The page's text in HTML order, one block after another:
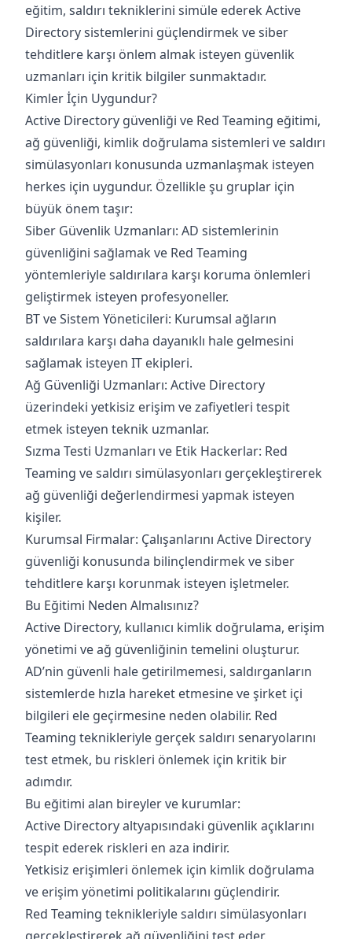
eğitim, saldırı tekniklerini simüle ederek Active
Directory sistemlerini güçlendirmek ve siber
tehditlere karşı önlem almak isteyen güvenlik
uzmanları için kritik bilgiler sunmaktadır.
Kimler İçin Uygundur?
Active Directory güvenliği ve Red Teaming eğitimi,
ağ güvenliği, kimlik doğrulama sistemleri ve saldırı
simülasyonları konusunda uzmanlaşmak isteyen
herkes için uygundur. Özellikle şu gruplar için
büyük önem taşır:
Siber Güvenlik Uzmanları: AD sistemlerinin
güvenliğini sağlamak ve Red Teaming
yöntemleriyle saldırılara karşı koruma önlemleri
geliştirmek isteyen profesyoneller.
BT ve Sistem Yöneticileri: Kurumsal ağların
saldırılara karşı daha dayanıklı hale gelmesini
sağlamak isteyen IT ekipleri.
Ağ Güvenliği Uzmanları: Active Directory
üzerindeki yetkisiz erişim ve zafiyetleri tespit
etmek isteyen teknik uzmanlar.
Sızma Testi Uzmanları ve Etik Hackerlar: Red
Teaming ve saldırı simülasyonları gerçekleştirerek
ağ güvenliği değerlendirmesi yapmak isteyen
kişiler.
Kurumsal Firmalar: Çalışanlarını Active Directory
güvenliği konusunda bilinçlendirmek ve siber
tehditlere karşı korunmak isteyen işletmeler.
Bu Eğitimi Neden Almalısınız?
Active Directory, kullanıcı kimlik doğrulama, erişim
yönetimi ve ağ güvenliğinin temelini oluşturur.
AD’nin güvenli hale getirilmemesi, saldırganların
sistemlerde hızla hareket etmesine ve şirket içi
bilgileri ele geçirmesine neden olabilir. Red
Teaming teknikleriyle gerçek saldırı senaryolarını
test etmek, bu riskleri önlemek için kritik bir
adımdır.
Bu eğitimi alan bireyler ve kurumlar:
Active Directory altyapısındaki güvenlik açıklarını
tespit ederek riskleri en aza indirir.
Yetkisiz erişimleri önlemek için kimlik doğrulama
ve erişim yönetimi politikalarını güçlendirir.
Red Teaming teknikleriyle saldırı simülasyonları